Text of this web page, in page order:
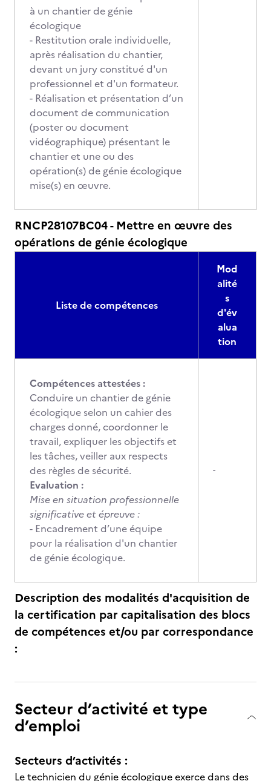
à un chantier de génie
écologique
- Restitution orale individuelle,
après réalisation du chantier,
devant un jury constitué d'un
professionnel et d'un formateur.
- Réalisation et présentation d’un
document de communication
(poster ou document
vidéographique) présentant le
chantier et une ou des
opération(s) de génie écologique
mise(s) en œuvre.
RNCP28107BC04 - Mettre en œuvre des
opérations de génie écologique
Liste de compétences
Mod
alité
s
d'év
alua
tion
Compétences attestées :
Conduire un chantier de génie
écologique selon un cahier des
charges donné, coordonner le
travail, expliquer les objectifs et
les tâches, veiller aux respects
des règles de sécurité.
Evaluation :
Mise en situation professionnelle
significative et épreuve :
- Encadrement d’une équipe
pour la réalisation d'un chantier
de génie écologique.
-
Description des modalités d'acquisition de
la certification par capitalisation des blocs
de compétences et/ou par correspondance
:
Secteur d’activité et type
d’emploi
Secteurs d’activités :
Le technicien du génie écologique exerce dans des